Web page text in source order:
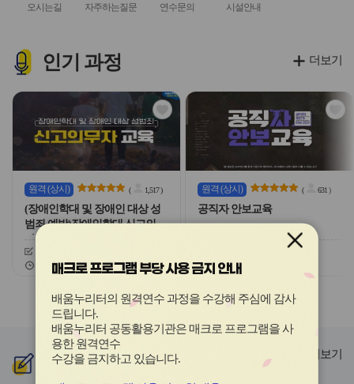
스
콘
오시는길
스
콘
자주하는질문
스
연수문의
스
시설안내
인기 과정
관
심
아
이
콘
원격 (상시) ( 1,517)
(장애인학대 및 장애인 대상 성
범죄 예방)장애인학대 신고의무
자 교육
교육기간
26.03.03 ~ 26.12.20
관
심
원격 (상시) ( 631)
공직자 안보교육
26.02.03 ~ 26.12.20
교육기간
슬
라
이
드
버
튼
슬
라
이
드
더보기
신규과정 더보기
매크로 프로그램 부당 사용 금지 안내
배움누리터의 원격연수 과정을 수강해 주심에 감사
드립니다.
배움누리터 공동활용기관은 매크로 프로그램을 사
용한원격연수
수강을 금지하고 있습니다.